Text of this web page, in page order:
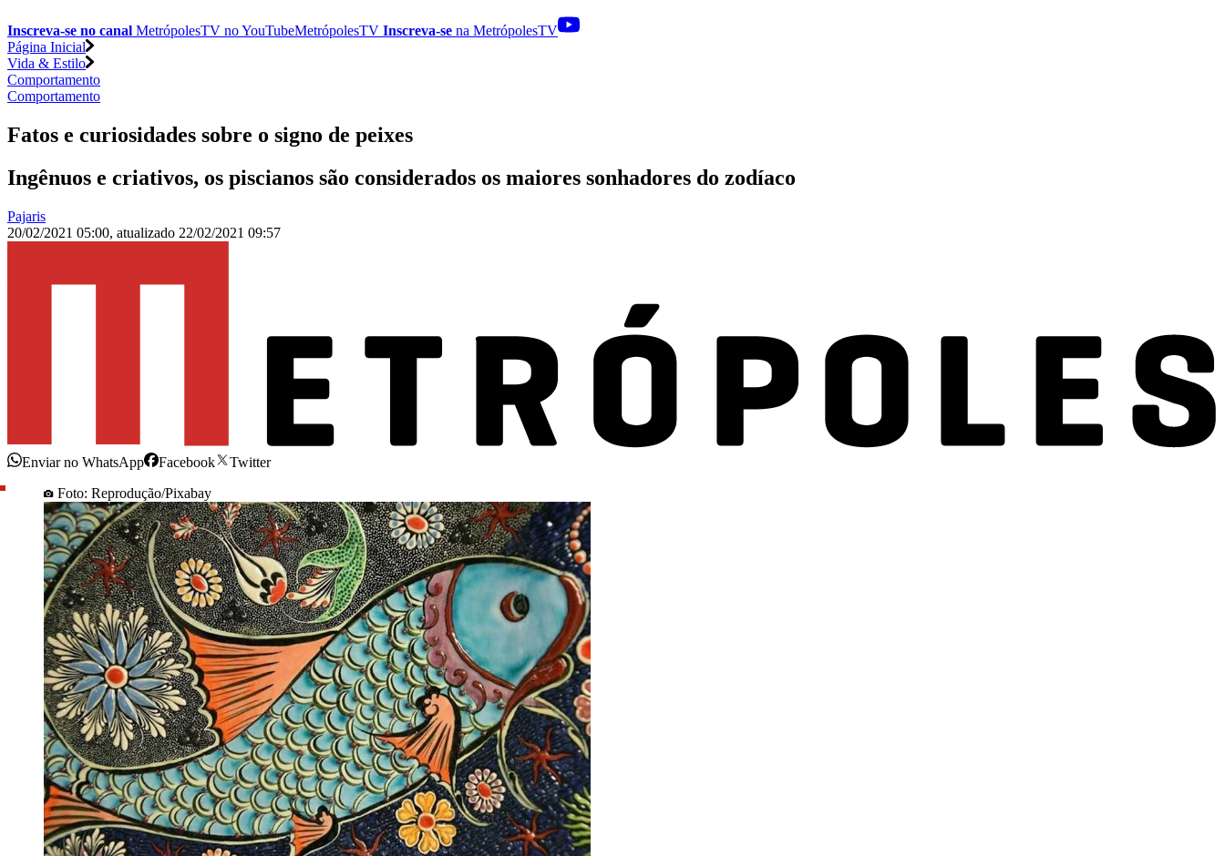
Inscreva-se no canal MetrópolesTV noYouTubeMetrópolesTV Inscreva-se na MetrópolesTV
Página Inicial
Vida & Estilo
Comportamento
Comportamento
Fatos e curiosidades sobre o signo de peixes
Ingênuos e criativos, os piscianos são considerados os maiores sonhadores do zodíaco
Pajaris
20/02/2021 05:00, atualizado 22/02/2021 09:57
Enviar no WhatsApp Facebook
Twitter
Foto: Reprodução/Pixabay